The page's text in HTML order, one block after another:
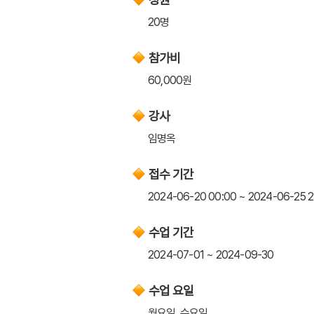
20명
참가비
60,000원
강사
임명옥
접수 기간
2024-06-20 00:00 ~ 2024-06-25
수업 기간
2024-07-01 ~ 2024-09-30
수업 요일